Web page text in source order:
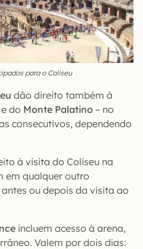
para o Coliseu
dão direito também à
e do Monte Palatino – no
consecutivos, dependendo
à visita do Coliseu na
em qualquer outro
antes ou depois da visita ao
incluem acesso à arena,
Valem por dois dias: